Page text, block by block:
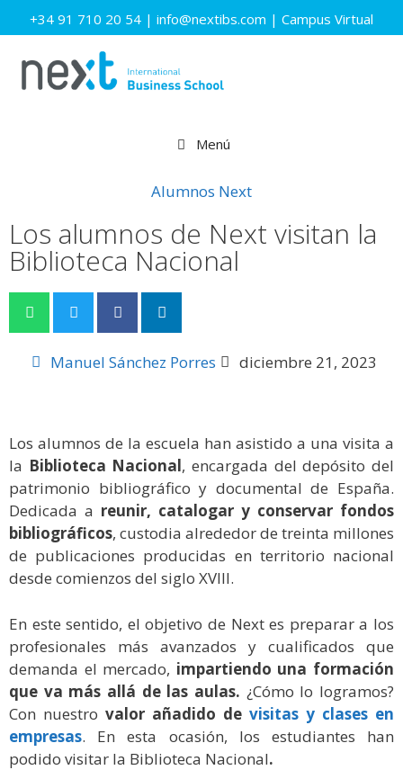
+34 91 710 20 54 | info@nextibs.com | Campus Virtual
Menú
Alumnos Next
Los alumnos de Next visitan la
Biblioteca Nacional
Manuel Sánchez Porres diciembre 21, 2023
Los alumnos de la escuela han asistido a una visita a
la Biblioteca Nacional, encargada del depósito del
patrimonio bibliográfico y documental de España.
Dedicada a reunir, catalogar y conservar fondos
bibliográficos, custodia alrededor de treinta millones
de publicaciones producidas en territorio nacional
desde comienzos del siglo XVIII.
En este sentido, el objetivo de Next es preparar a los
profesionales más avanzados y cualificados que
demanda el mercado, impartiendo una formación
que va más allá de las aulas. ¿Cómo lo logramos?
Con nuestro valor añadido de visitas y clases en
empresas. En esta ocasión, los estudiantes han
podido visitar la Biblioteca Nacional.